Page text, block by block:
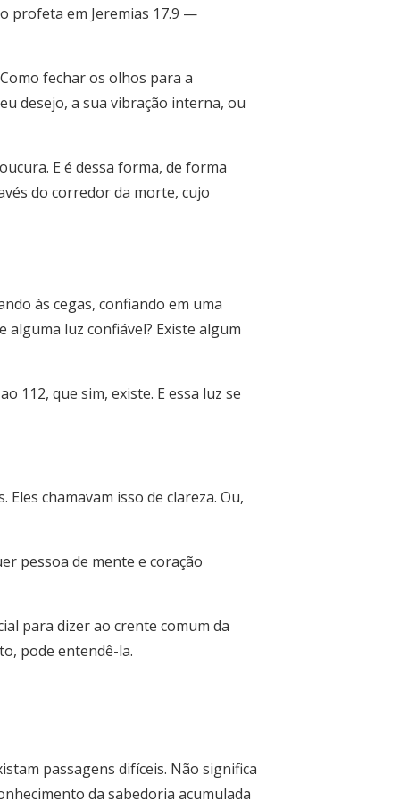
profeta em Jeremias 17.9 —
fechar os olhos para a
desejo, a sua vibração interna, ou
E é dessa forma, de forma
do corredor da morte, cujo
às cegas, confiando em uma
luz confiável? Existe algum
112, que sim, existe. E essa luz se
chamavam isso de clareza. Ou,
pessoa de mente e coração
para dizer ao crente comum da
pode entendê-la.
passagens difíceis. Não significa
da sabedoria acumulada